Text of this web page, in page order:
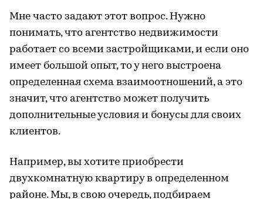
Мне часто задают этот вопрос. Нужно
понимать, что агентство недвижимости
работает со всеми застройщиками, и если оно
имеет большой опыт, то у него выстроена
определенная схема взаимоотношений, а это
значит, что агентство может получить
дополнительные условия и бонусы для своих
клиентов.
Например, вы хотите приобрести
двухкомнатную квартиру в определенном
районе. Мы, в свою очередь, подбираем